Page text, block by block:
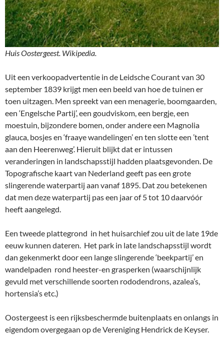
Huis Oostergeest. Wikipedia.
Uit een verkoopadvertentie in de Leidsche Courant van 30
september 1839 krijgt men een beeld van hoe de tuinen er
toen uitzagen. Men spreekt van een menagerie, boomgaarden,
een ‘Engelsche Partij’, een goudviskom, een bergje, een
moestuin, bijzondere bomen, onder andere een Magnolia
glauca, bosjes en ‘fraaye wandelingen’ en ten slotte een ’tent
aan den Heerenweg’. Hieruit blijkt dat er intussen
veranderingen in landschapsstijl hadden plaatsgevonden. De
Topografische kaart van Nederland geeft pas een grote
slingerende waterpartij aan vanaf 1895. Dat zou betekenen
dat men deze waterpartij pas een jaar of 5 tot 10 daarvóór
heeft aangelegd.
Een tweede plattegrond in het huisarchief zou uit de late 19de
eeuw kunnen dateren. Het park in late landschapsstijl wordt
dan gekenmerkt door een lange slingerende ‘beekpartij’ en
wandelpaden rond heester-en grasperken (waarschijnlijk
gevuld met verschillende soorten rododendrons, azalea’s,
hortensia’s etc.)
Oostergeest is een rijksbeschermde buitenplaats en onlangs in
eigendom overgegaan op de Vereniging Hendrick de Keyser.